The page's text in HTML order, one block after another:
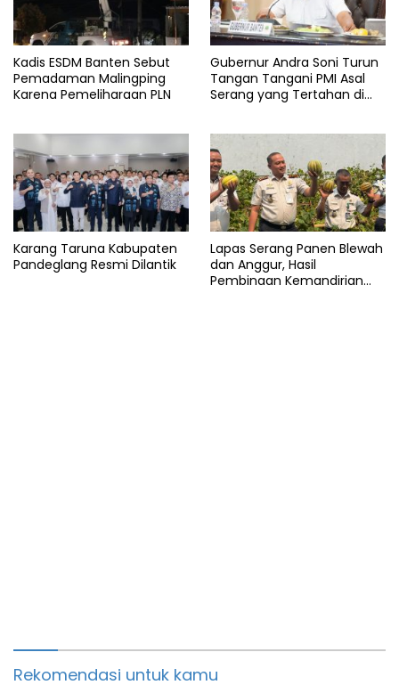
Kadis ESDM Banten Sebut
Pemadaman Malingping
Karena Pemeliharaan PLN
Gubernur Andra Soni Turun
Tangan Tangani PMI Asal
Serang yang Tertahan di
Karang Taruna Kabupaten
Pandeglang Resmi Dilantik
Lapas Serang Panen Blewah
dan Anggur, Hasil
Pembinaan Kemandirian
Rekomendasi untuk kamu